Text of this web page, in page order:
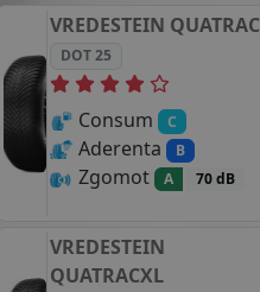
VREDESTEIN QUATRAC
DOT 25
Consum C
Aderenta B
Zgomot A 70 dB
VREDESTEIN
QUATRACXL